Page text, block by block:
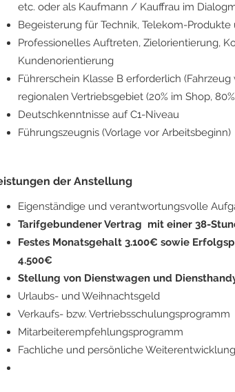
etc. oder als Kaufmann / Kauffrau im
Begeisterung für Technik, Telekom-Produkte
Professionelles Auftreten, Zielorientierung,
Kundenorientierung
Führerschein Klasse B erforderlich
regionalen Vertriebsgebiet (20% im Shop,
Deutschkenntnisse auf C1-Niveau
Führungszeugnis (Vorlage vor Arbeitsbeginn)
der Anstellung
Eigenständige und verantwortungsvolle
Tarifgebundener Vertrag mit einer 38-
Festes Monatsgehalt 3.100€ sowie
4.500€
Stellung von Dienstwagen und
Urlaubs- und Weihnachtsgeld
Verkaufs- bzw. Vertriebsschulungsprogramm
Mitarbeiterempfehlungsprogramm
Fachliche und persönliche Weiterentwicklung